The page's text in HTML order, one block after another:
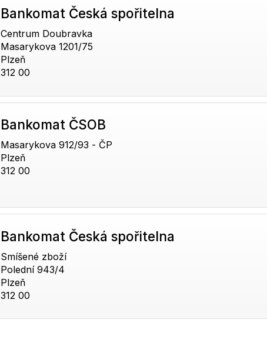
Bankomat Česká spořitelna
Centrum Doubravka
Masarykova 1201/75
Plzeň
312 00
Bankomat ČSOB
Masarykova 912/93 - ČP
Plzeň
312 00
Bankomat Česká spořitelna
Smíšené zboží
Polední 943/4
Plzeň
312 00